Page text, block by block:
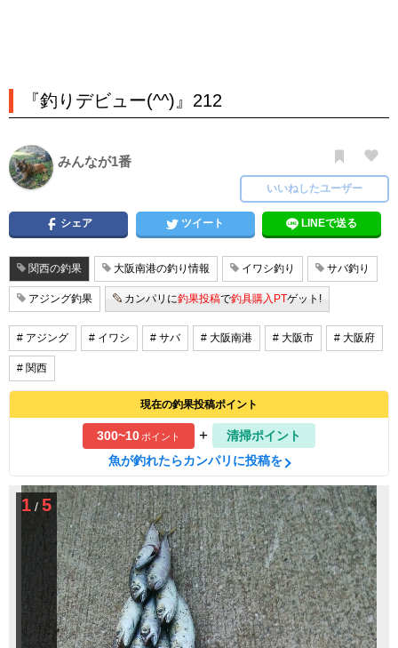
『釣りデビュー(^^)』212
みんなが1番
いいねしたユーザー
シェア ツイート LINEで送る
関西の釣果 大阪南港の釣り情報 イワシ釣り サバ釣り
アジング釣果 カンパリに釣果投稿で釣具購入PTゲット!
# アジング # イワシ # サバ # 大阪南港 # 大阪市 # 大阪府
# 関西
現在の釣果投稿ポイント
300~10ポイント +
清掃ポイント
魚が釣れたらカンパリに投稿を
1 / 5